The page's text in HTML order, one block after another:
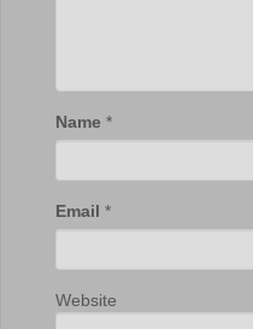
Name *
Email *
Website